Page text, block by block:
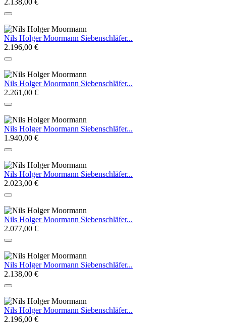
2.138,00 €
Nils Holger Moormann Siebenschläfer...
2.196,00 €
Nils Holger Moormann Siebenschläfer...
2.261,00 €
Nils Holger Moormann Siebenschläfer...
1.940,00 €
Nils Holger Moormann Siebenschläfer...
2.023,00 €
Nils Holger Moormann Siebenschläfer...
2.077,00 €
Nils Holger Moormann Siebenschläfer...
2.138,00 €
Nils Holger Moormann Siebenschläfer...
2.196,00 €